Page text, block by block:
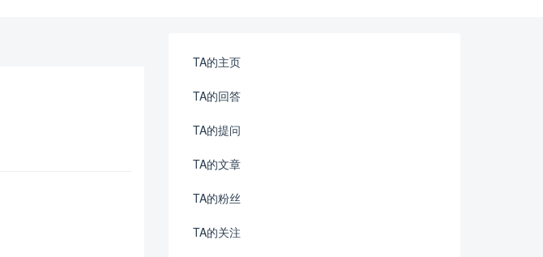
TA的主页
TA的回答
TA的提问
TA的文章
TA的粉丝
TA的关注